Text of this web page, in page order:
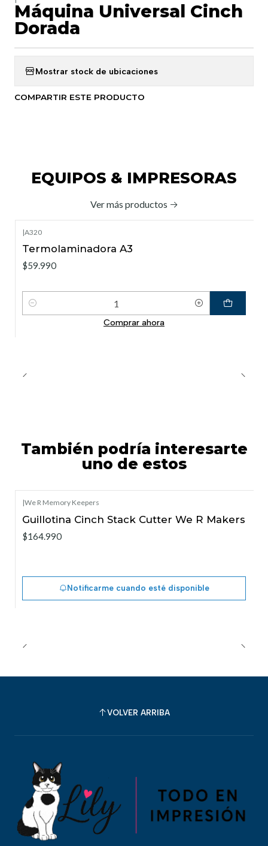
Máquina Universal Cinch
Dorada
Mostrar stock de ubicaciones
COMPARTIR ESTE PRODUCTO
EQUIPOS & IMPRESORAS
Ver más productos
|A320
Termolaminadora A3
$59.990
Cantidad
Comprar ahora
También podría interesarte
uno de estos
Agotado
|We R Memory Keepers
Guillotina Ci nch Stack Cutter We R Makers
$164.990
Notificarme cuando esté disponible
VOLVER ARRIBA